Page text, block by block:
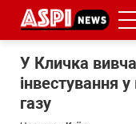
У Кличка
інвестування
газу